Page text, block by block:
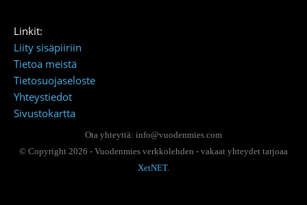
Linkit:
Liity sisäpiiriin
Tietoa meistä
Tietosuojaseloste
Yhteystiedot
Sivustokartta
Ota yhteyttä: info@vuodenmies.com
© Copyright 2026 - Vuodenmies verkkolehden - vakaat yhteydet tarjoaa
XetNET.